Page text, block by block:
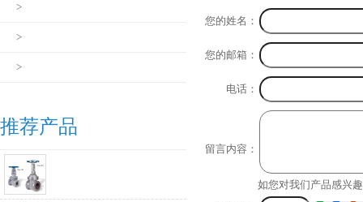
您的姓名：
您的邮箱：
电话：
留言内容：
如您对我们产品感兴
>
>
>
推荐产品